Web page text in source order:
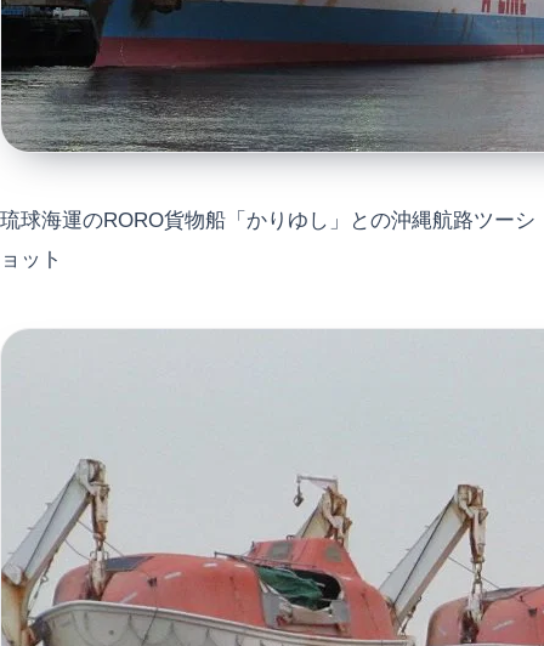
琉球海運のRORO貨物船「かりゆし」との沖縄航路ツーシ
ョット